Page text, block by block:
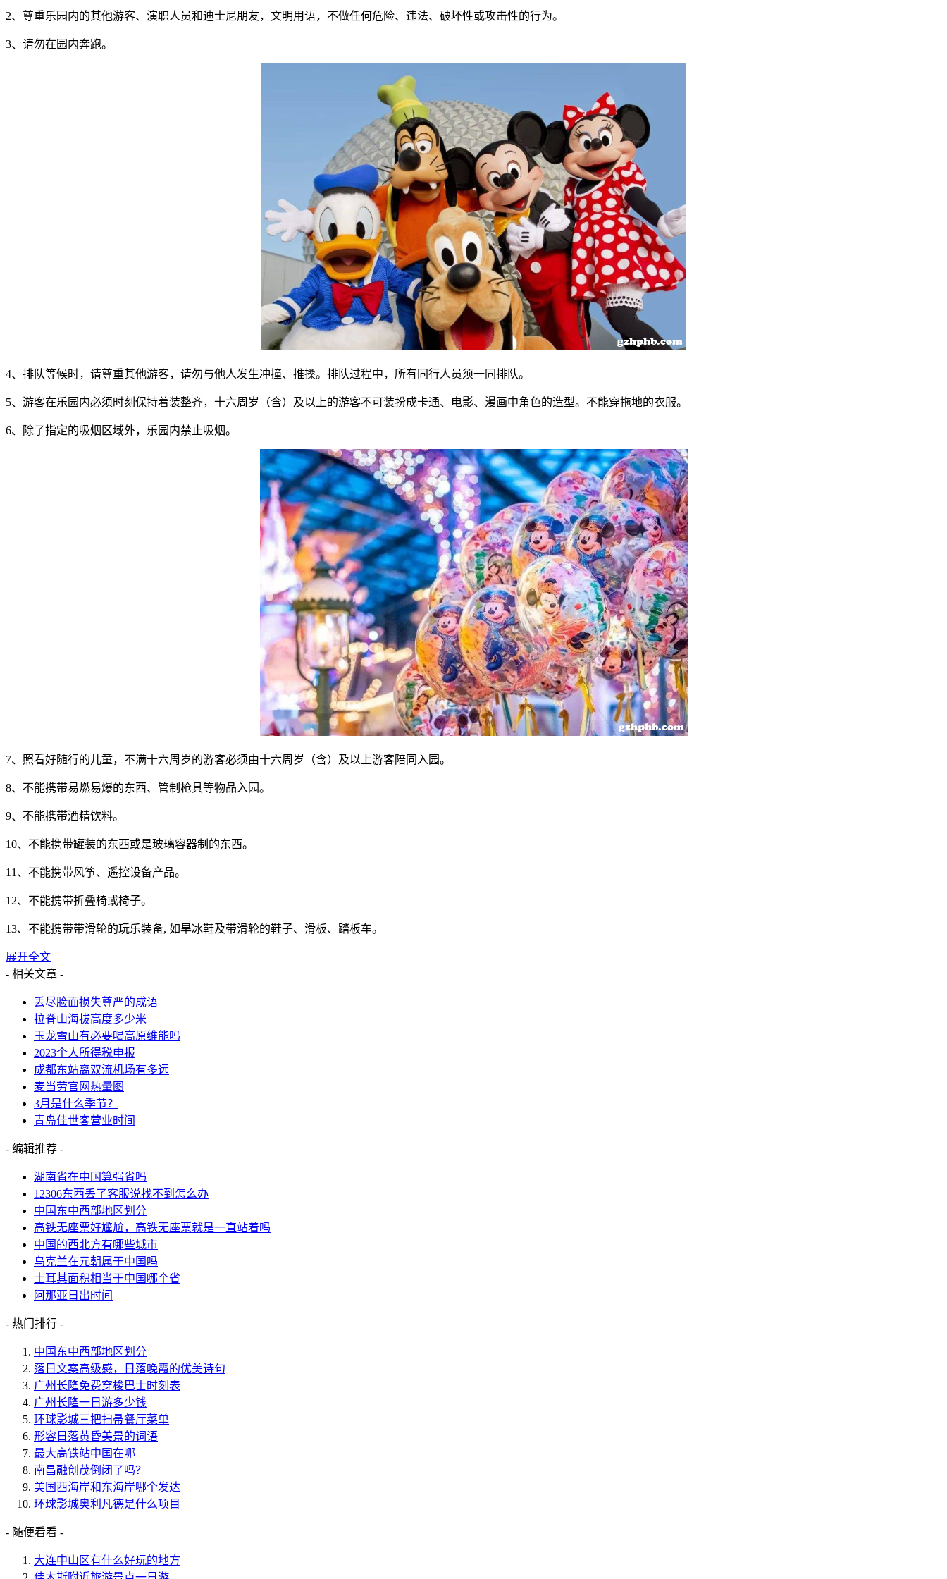
2、尊重乐园内的其他游客、演职人员和迪士尼朋友，文明用语，不做任何危险、违法、破坏性或攻击性的行为。
3、请勿在园内奔跑。
4、排队等候时，请尊重其他游客，请勿与他人发生冲撞、推搡。排队过程中，所有同行人员须一同排队。
5、游客在乐园内必须时刻保持着装整齐，十六周岁（含）及以上的游客不可装扮成卡通、电影、漫画中角色的造型。不能穿拖地的衣服。
6、除了指定的吸烟区域外，乐园内禁止吸烟。
7、照看好随行的儿童，不满十六周岁的游客必须由十六周岁（含）及以上游客陪同入园。
8、不能携带易燃易爆的东西、管制枪具等物品入园。
9、不能携带酒精饮料。
10、不能携带罐装的东西或是玻璃容器制的东西。
11、不能携带风筝、遥控设备产品。
12、不能携带折叠椅或椅子。
13、不能携带带滑轮的玩乐装备, 如旱冰鞋及带滑轮的鞋子、滑板、踏板车。
展开全文
- 相关文章 -
丢尽脸面损失尊严的成语
拉脊山海拔高度多少米
玉龙雪山有必要喝高原维能吗
2023个人所得税申报
成都东站离双流机场有多远
麦当劳官网热量图
3月是什么季节？
青岛佳世客营业时间
- 编辑推荐 -
湖南省在中国算强省吗
12306东西丢了客服说找不到怎么办
中国东中西部地区划分
高铁无座票好尴尬，高铁无座票就是一直站着吗
中国的西北方有哪些城市
乌克兰在元朝属于中国吗
土耳其面积相当于中国哪个省
阿那亚日出时间
- 热门排行 -
中国东中西部地区划分
落日文案高级感，日落晚霞的优美诗句
广州长隆免费穿梭巴士时刻表
广州长隆一日游多少钱
环球影城三把扫帚餐厅菜单
形容日落黄昏美景的词语
最大高铁站中国在哪
南昌融创茂倒闭了吗？
美国西海岸和东海岸哪个发达
环球影城奥利凡德是什么项目
- 随便看看 -
大连中山区有什么好玩的地方